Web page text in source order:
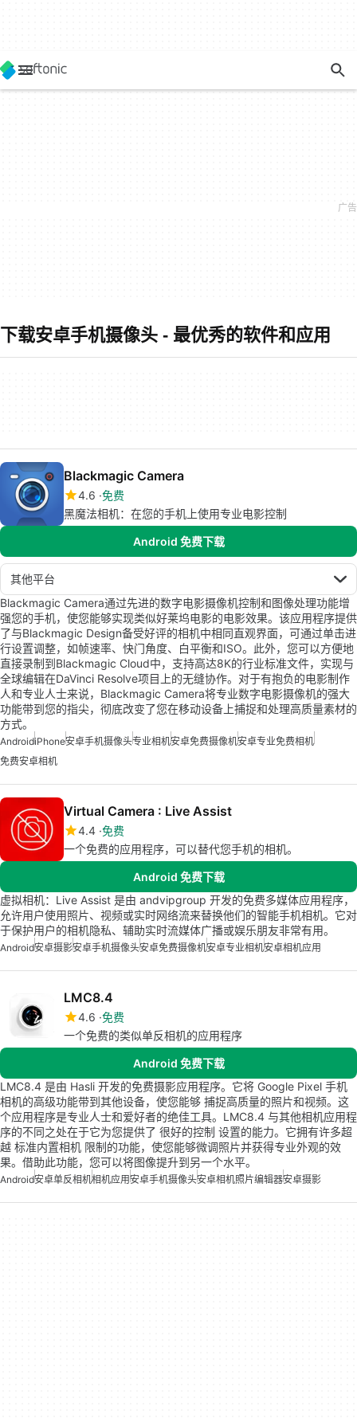
下载安卓手机摄像头 - 最优秀的软件和应用
Blackmagic Camera
4.6 免费
黑魔法相机：在您的手机上使用专业电影控制
Android 免费下载
其他平台
Blackmagic Camera通过先进的数字电影摄像机控制和图像处理功能增
强您的手机，使您能够实现类似好莱坞电影的电影效果。该应用程序提供
了与Blackmagic Design备受好评的相机中相同直观界面，可通过单击进
行设置调整，如帧速率、快门角度、白平衡和ISO。此外，您可以方便地
直接录制到Blackmagic Cloud中，支持高达8K的行业标准文件，实现与
全球编辑在DaVinci Resolve项目上的无缝协作。对于有抱负的电影制作
人和专业人士来说，Blackmagic Camera将专业数字电影摄像机的强大
功能带到您的指尖，彻底改变了您在移动设备上捕捉和处理高质量素材的
方式。
AndroidiPhone安卓手机摄像头专业相机安卓免费摄像机安卓专业免费相机
免费安卓相机
Virtual Camera : Live Assist
4.4 免费
一个免费的应用程序，可以替代您手机的相机。
Android 免费下载
虚拟相机：Live Assist 是由 andvipgroup 开发的免费多媒体应用程序，
允许用户使用照片、视频或实时网络流来替换他们的智能手机相机。它对
于保护用户的相机隐私、辅助实时流媒体广播或娱乐朋友非常有用。
Android安卓摄影安卓手机摄像头安卓免费摄像机安卓专业相机安卓相机应用
LMC8.4
4.6 免费
一个免费的类似单反相机的应用程序
Android 免费下载
LMC8.4 是由 Hasli 开发的免费摄影应用程序。它将 Google Pixel 手机
相机的高级功能带到其他设备，使您能够 捕捉高质量的照片和视频。这
个应用程序是专业人士和爱好者的绝佳工具。LMC8.4 与其他相机应用程
序的不同之处在于它为您提供了 很好的控制 设置的能力。它拥有许多超
越 标准内置相机 限制的功能，使您能够微调照片并获得专业外观的效
果。借助此功能，您可以将图像提升到另一个水平。
Android安卓单反相机相机应用安卓手机摄像头安卓相机照片编辑器安卓摄影